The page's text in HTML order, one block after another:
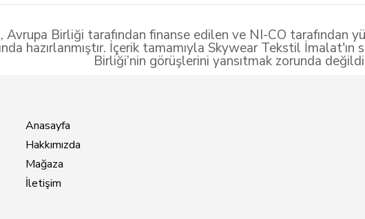
Avrupa Birliği tarafından finanse edilen ve NI-CO tarafından
hazırlanmıştır. İçerik tamamıyla Skywear Tekstil
Birliği’nin görüşlerini yansıtmak zorunda
Anasayfa
Hakkımızda
Mağaza
İletişim